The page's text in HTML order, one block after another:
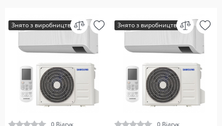
Знято з виробництва
0 Відгук
Знято з виробництва
0 Відгук